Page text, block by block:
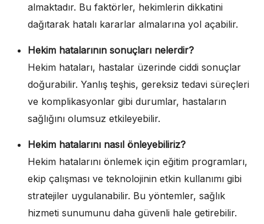
almaktadır. Bu faktörler, hekimlerin dikkatini
dağıtarak hatalı kararlar almalarına yol açabilir.
Hekim hatalarının sonuçları nelerdir?
Hekim hataları, hastalar üzerinde ciddi sonuçlar
doğurabilir. Yanlış teşhis, gereksiz tedavi süreçleri
ve komplikasyonlar gibi durumlar, hastaların
sağlığını olumsuz etkileyebilir.
Hekim hatalarını nasıl önleyebiliriz?
Hekim hatalarını önlemek için eğitim programları,
ekip çalışması ve teknolojinin etkin kullanımı gibi
stratejiler uygulanabilir. Bu yöntemler, sağlık
hizmeti sunumunu daha güvenli hale getirebilir.